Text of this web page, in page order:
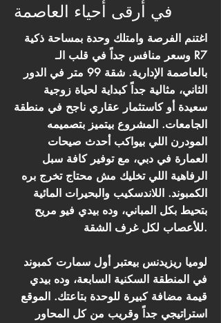
في أرقى أحياء العاصمة
اغتنم الفرصة وامتلك وحدة بمساحة ذكية
وسعر منافس جداً في قلب الـ R7
بالعاصمة الإدارية. شقة 99 متر في الدور
الثاني، مثالية جداً كبداية لحياة زوجية
سعيدة أو كاستثمار عقاري ناجح في منطقة
الجامعات. المشروع بيتميز بتصميمه
المودرن اللي بيواكب أحدث صيحات
العمارة في دبي، مع توفير كافة سبل
الرفاهية اللي تخليك مش محتاج تخرج بره
الكمبوند. اللاندسكيب والبحيرات المائية
بتحيط بكل المباني، وده بيدي فيو مريح
للأعصاب لكل غرف الشقة.
لوميا ريزيدنس بيعتبر أول سمارت كمبوند
في المنطقة السكنية السابعة، وده بيدي
قيمة مضافة كبيرة للوحدة بتاعتك. الموقع
استراتيجي جداً وقريب من كل المحاور